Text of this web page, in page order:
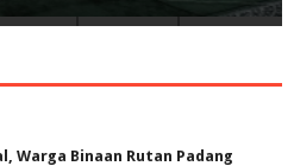
Warga Binaan Rutan Padang